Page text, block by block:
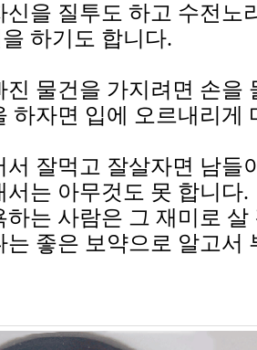
신을 질투도 하고 수전노
하기도 합니다.
진 물건을 가지려면 손을
하자면 입에 오르내리게
서 잘먹고 잘살자면 남들
서는 아무것도 못 합니다.
하는 사람은 그 재미로 살
는 좋은 보약으로 알고서